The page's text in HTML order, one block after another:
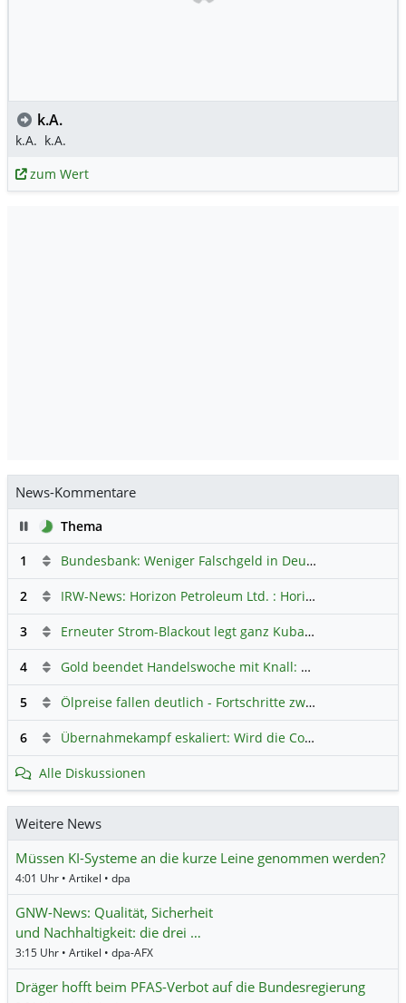
k.A.
k.A. k.A.
zum Wert
News-Kommentare
PauseThema
1
Bundesbank: Weniger Falschgeld in Deutschland
2 IRW-News: Horizon Petroleum Ltd. : Horizon Petroleum beginnt mit der Testförderung im Projekt Lachowice in Polen und schließt die Platzierung einer überzeichneten Wandelanleihe ab
3 Erneuter Strom-Blackout legt ganz Kuba lahm
4 Gold beendet Handelswoche mit Knall: Barrick Mining – Ist diese Aktie wieder ein Kauf?
5 Ölpreise fallen deutlich - Fortschritte zwischen USA und Iran belasten
6 Übernahmekampf eskaliert: Wird die Commerzbank italienisch?
Alle Diskussionen
Weitere News
Müssen KI-Systeme an die kurze Leine genommen werden?
4:01 Uhr • Artikel • dpa
GNW-News: Qualität, Sicherheit
und Nachhaltigkeit: die drei …
3:15 Uhr • Artikel • dpa-AFX
Dräger hofft beim PFAS-Verbot auf die Bundesregierung